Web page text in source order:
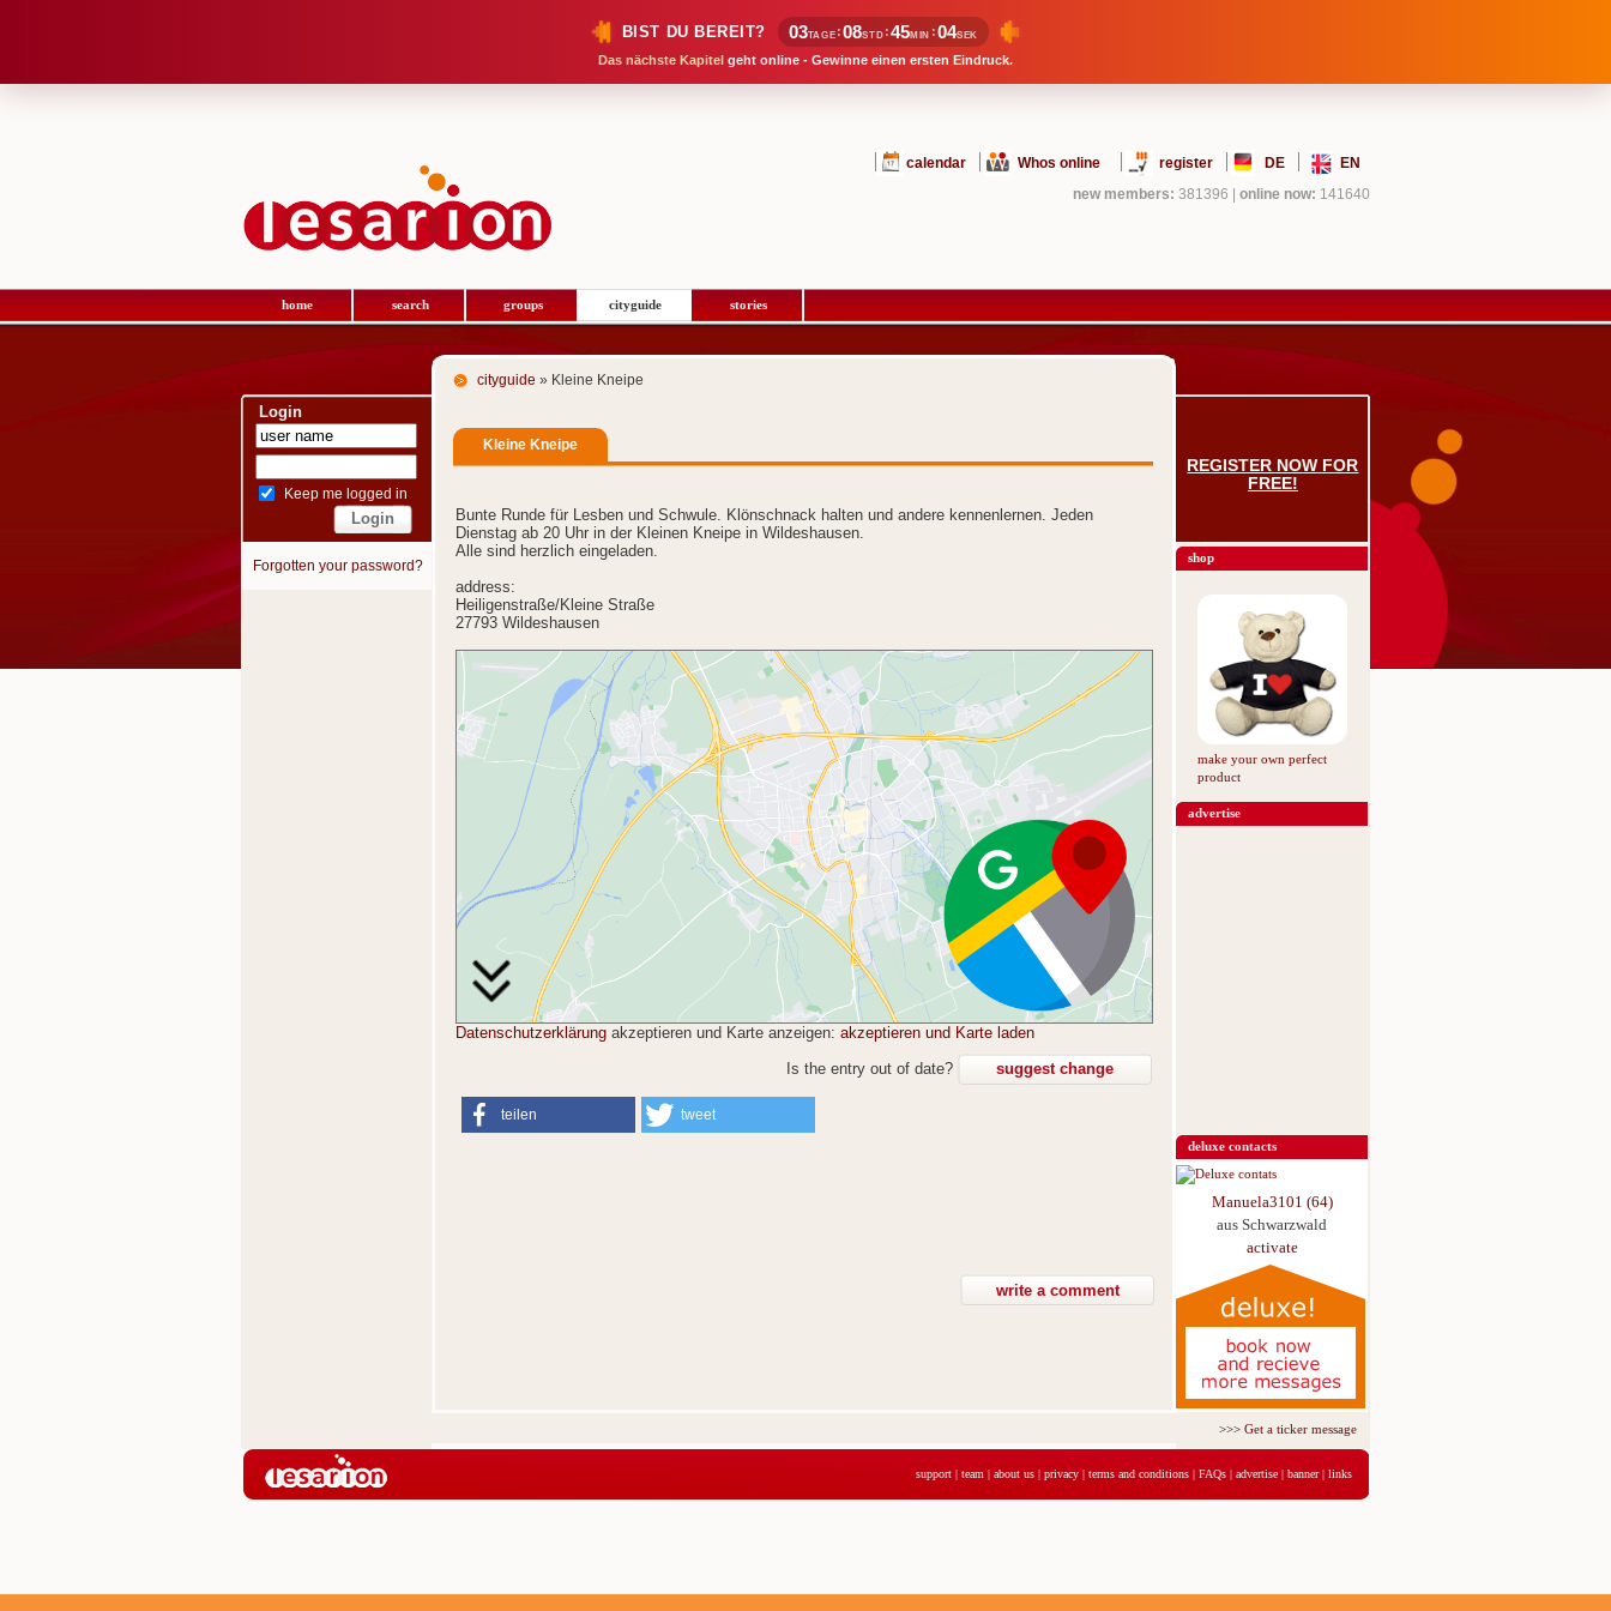
BIST DU BEREIT? 03TAGE :08STD :45MIN :04SEK
Das nächste Kapitel geht online - Gewinne einen ersten Eindruck.
calendar Whos online register DE
EN
new members: 381396 online now: 141640
home search groups cityguide stories
Login
Keep me logged in
Forgotten your password?
cityguide » Kleine Kneipe
Kleine Kneipe
Bunte Runde für Lesben und Schwule. Klönschnack halten und andere kennenlernen. Jeden
Dienstag ab 20 Uhr in der Kleinen Kneipe in Wildeshausen.
Alle sind herzlich eingeladen.
address:
Heiligenstraße/Kleine Straße
27793 Wildeshausen
Datenschutzerklärung akzeptieren und Karte anzeigen: akzeptieren und Karte laden
Is the entry out of date?
suggest change
teilen tweet
REGISTER NOW FOR
FREE!
shop
make your own perfect
product
advertise
deluxe contacts
Manuela3101 (64)
aus Schwarzwald
activate
>>>Get a ticker message for just 5,95€ for 3 days
support | team | about us | privacy | terms and conditions | FAQs | advertise | banner| links